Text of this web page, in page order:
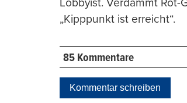
Lobbyist. Verdammt
„Kipppunkt ist erreicht“.
85 Kommentare
Kommentar schreiben